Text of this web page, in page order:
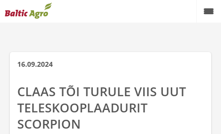
16.09.2024
CLAAS TÕI TURULE VIIS UUT
TELESKOOPLAADURIT
SCORPION